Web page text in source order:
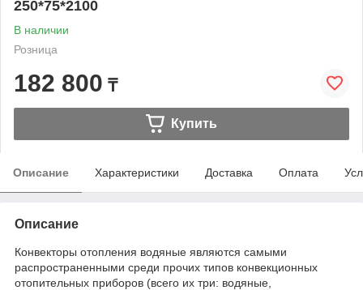
250*75*2100
В наличии
Розница
182 800 ₸
Купить
Описание Характеристики Доставка Оплата
Описание
Конвекторы отопления водяные являются самыми
распространенными среди прочих типов конвекционных
отопительных приборов (всего их три: водяные,